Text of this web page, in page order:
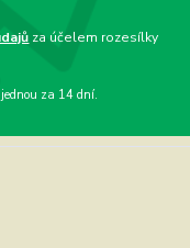
za účelem rozesílky
za 14 dní.